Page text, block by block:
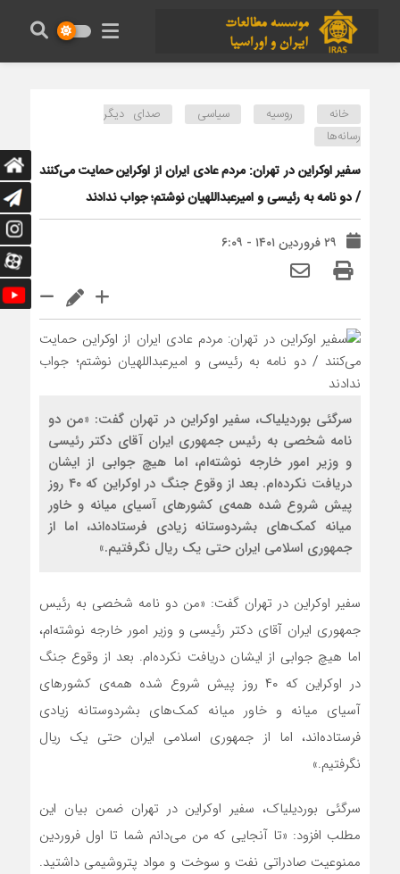
خانه روسیه سیاسی
صدای دیگر
رسانه‌ها
سفیر اوکراین در تهران: مردم عادی ایران از اوکراین حمایت می‌کنند
/ دو نامه به رئیسی و امیرعبداللهیان نوشتم؛ جواب ندادند
۲۹ فروردین ۱۴۰۱ - ۶:۰۹
سرگئی بوردیلیاک، سفیر اوکراین در تهران گفت: «من دو
نامه شخصی به رئیس جمهوری ایران آقای دکتر رئیسی
و وزیر امور خارجه نوشته‌ام، اما هیچ جوابی از ایشان
دریافت نکرده‌ام. بعد از وقوع جنگ در اوکراین که ۴۰ روز
پیش شروع شده همه‌ی کشور‌های آسیای میانه و خاور
میانه کمک‌های بشردوستانه زیادی فرستاده‌اند، اما از
جمهوری اسلامی ایران حتی یک ریال نگرفتیم.»
سفیر اوکراین در تهران گفت: «من دو نامه شخصی به رئیس
جمهوری ایران آقای دکتر رئیسی و وزیر امور خارجه نوشته‌ام،
اما هیچ جوابی از ایشان دریافت نکرده‌ام. بعد از وقوع جنگ
در اوکراین که ۴۰ روز پیش شروع شده همه‌ی کشور‌های
آسیای میانه و خاور میانه کمک‌های بشردوستانه زیادی
فرستاده‌اند، اما از جمهوری اسلامی ایران حتی یک ریال
نگرفتیم.»
سرگئی بوردیلیاک، سفیر اوکراین در تهران ضمن بیان این
مطلب افزود: «تا آنجایی که من می‌دانم شما تا اول فروردین
ممنوعیت صادراتی نفت و سوخت و مواد پتروشیمی داشتید.